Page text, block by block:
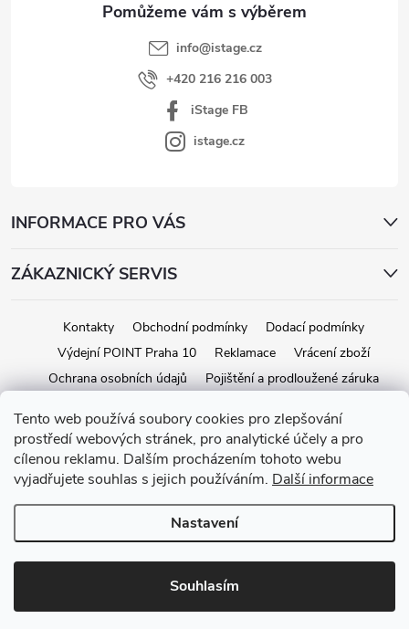
Tento web používá soubory cookies pro zlepšování
prostředí webových stránek, pro analytické účely a pro
cílenou reklamu. Dalším procházením tohoto webu
vyjadřujete souhlas s jejich používáním. Další informace
Nastavení
Souhlasím
info@istage.cz
+420 216 216 003
iStage FB
istage.cz
INFORMACE PRO VÁS
ZÁKAZNICKÝ SERVIS
Kontakty Obchodní podmínky
Dodací podmínky
Výdejní POINT Praha 10
Reklamace
Vrácení zboží
Ochrana osobních údajů
Pojištění a prodloužené záruka
Vytvořil Shoptet
Copyright 2026iStage.cz. Všechna práva vyhrazena.Upravit nastavení
cookies